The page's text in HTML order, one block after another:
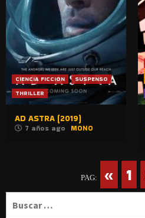
CIENCIA FICCION
SUSPENSO
THRILLER
AD ASTRA (2019)
7 años ago MONO
PAG: « 1